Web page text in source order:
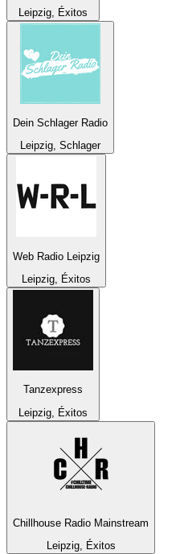
Leipzig, Éxitos
Dein Schlager Radio
Leipzig, Schlager
Web Radio Leipzig
Leipzig, Éxitos
Tanzexpress
Leipzig, Éxitos
Chillhouse Radio Mainstream
Leipzig, Éxitos